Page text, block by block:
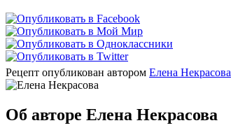
Рецепт опубликован автором Елена Некрасова
Об авторе Елена Некрасова